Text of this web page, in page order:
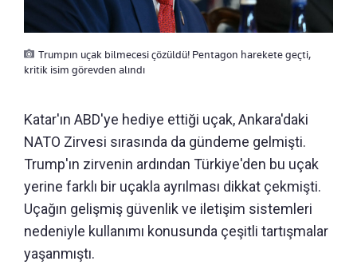
Trumpın uçak bilmecesi çözüldü! Pentagon harekete geçti,
kritik isim görevden alındı
Katar'ın ABD'ye hediye ettiği uçak, Ankara'daki
NATO Zirvesi sırasında da gündeme gelmişti.
Trump'ın zirvenin ardından Türkiye'den bu uçak
yerine farklı bir uçakla ayrılması dikkat çekmişti.
Uçağın gelişmiş güvenlik ve iletişim sistemleri
nedeniyle kullanımı konusunda çeşitli tartışmalar
yaşanmıştı.